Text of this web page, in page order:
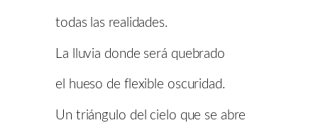
todas las realidades.
La lluvia donde será quebrado
el hueso de flexible oscuridad.
Un triángulo del cielo que se abre